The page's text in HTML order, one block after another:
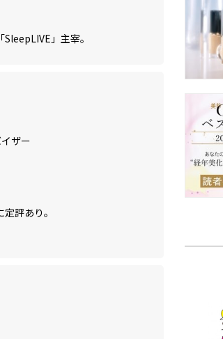
」主宰。
ザー
評あり。